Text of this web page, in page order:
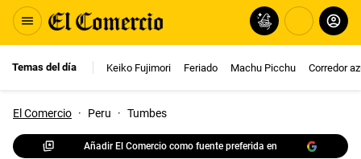
Temas del día Keiko Fujimori Feriado Machu Picchu Corredor
El Comercio · Peru · Tumbes
Añadir El Comercio como fuente preferida en